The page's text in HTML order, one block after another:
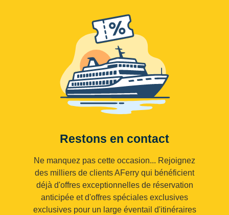
Restons en contact
Ne manquez pas cette occasion... Rejoignez
des milliers de clients AFerry qui bénéficient
déjà d'offres exceptionnelles de réservation
anticipée et d'offres spéciales exclusives
exclusives pour un large éventail d'itinéraires